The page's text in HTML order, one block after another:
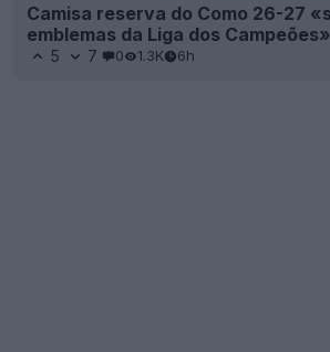
Camisa reserva do Como 26-27
emblemas da Liga dos Campeões»
5 7 0 1.3K 6h